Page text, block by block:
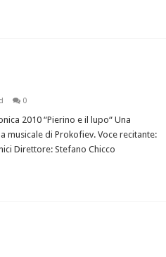
0
2010 “Pierino e il lupo“ Una
musicale di Prokofiev. Voce recitante:
Direttore: Stefano Chicco